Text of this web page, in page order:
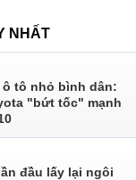
NHẤT
tô nhỏ bình dân:
"bứt tốc" mạnh
đầu lấy lại ngôi